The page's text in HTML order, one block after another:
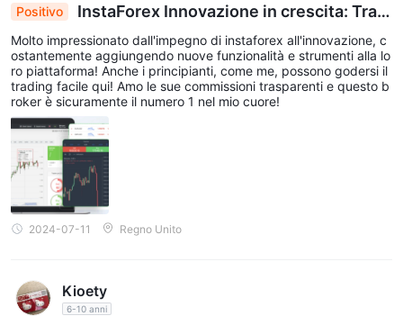
Positivo
InstaForex Innovazione in crescita: Tradi
ng adatto ai principianti, commissioni trasparent
i, status di broker top!
Molto impressionato dall'impegno di instaforex all'innovazione, c
ostantemente aggiungendo nuove funzionalità e strumenti alla lo
ro piattaforma! Anche i principianti, come me, possono godersi il
trading facile qui! Amo le sue commissioni trasparenti e questo b
roker è sicuramente il numero 1 nel mio cuore!
2024-07-11 Regno Unito
Kioety
6-10 anni